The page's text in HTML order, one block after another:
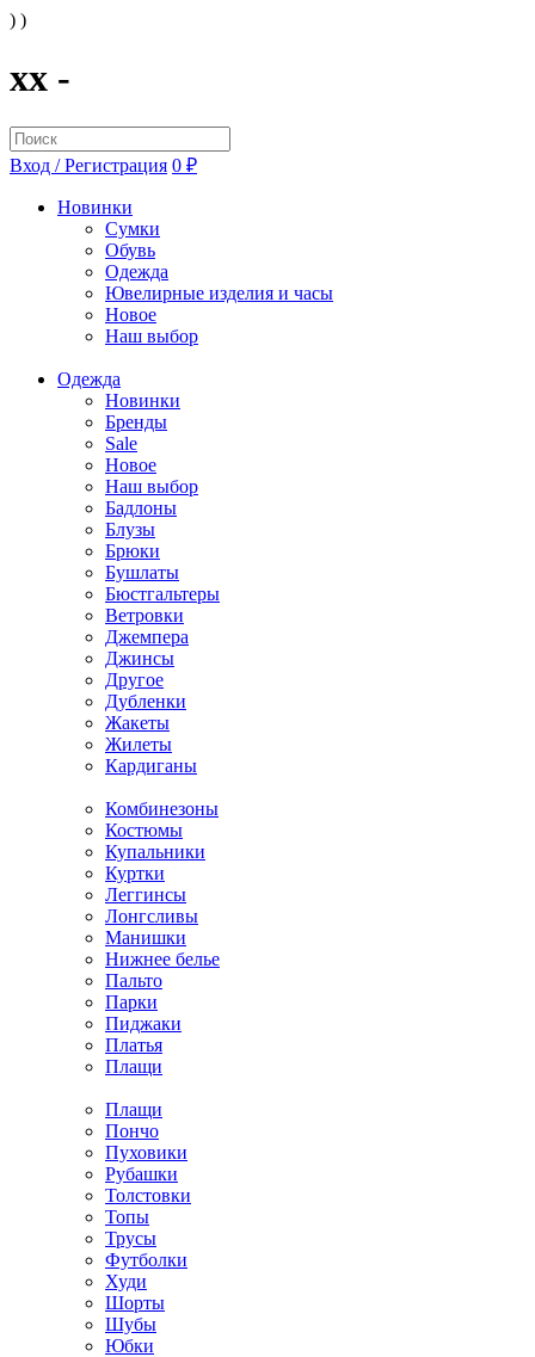
) )
xx -
Вход / Регистрация 0 ₽
Новинки
Сумки
Обувь
Одежда
Ювелирные изделия и часы
Новое
Наш выбор
Одежда
Новинки
Бренды
Sale
Новое
Наш выбор
Бадлоны
Блузы
Брюки
Бушлаты
Бюстгальтеры
Ветровки
Джемпера
Джинсы
Другое
Дубленки
Жакеты
Жилеты
Кардиганы
Комбинезоны
Костюмы
Купальники
Куртки
Леггинсы
Лонгсливы
Манишки
Нижнее белье
Пальто
Парки
Пиджаки
Платья
Плащи
Плащи
Пончо
Пуховики
Рубашки
Толстовки
Топы
Трусы
Футболки
Худи
Шорты
Шубы
Юбки